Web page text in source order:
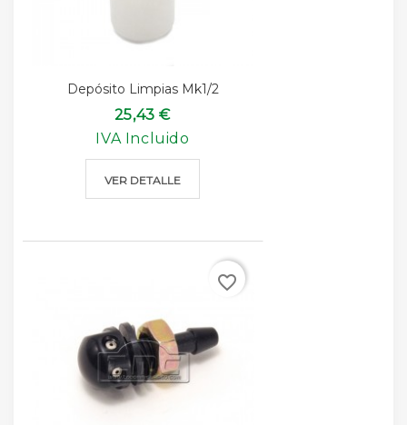
Depósito Limpias Mk1/2
25,43 €
IVA Incluido
VER DETALLE
favorite_border